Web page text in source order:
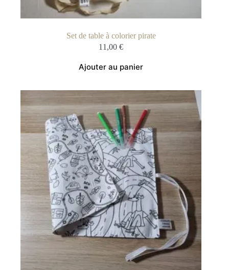
Set de table à colorier pirate
11,00€
Ajouter au panier